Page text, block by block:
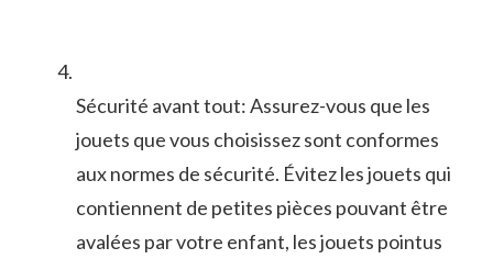
Sécurité‍ avant tout: Assurez-vous que les
jouets que vous ​choisissez ⁣sont conformes
aux normes de sécurité. Évitez les jouets‌ qui​
contiennent ‌de‌ petites ‍pièces⁢ pouvant être
avalées par votre ⁤enfant, les‌ jouets pointus